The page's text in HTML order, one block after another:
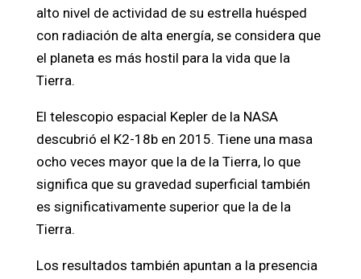
alto nivel de actividad de su estrella huésped
con radiación de alta energía, se considera que
el planeta es más hostil para la vida que la
Tierra.
El telescopio espacial Kepler de la NASA
descubrió el K2-18b en 2015. Tiene una masa
ocho veces mayor que la de la Tierra, lo que
significa que su gravedad superficial también
es significativamente superior que la de la
Tierra.
Los resultados también apuntan a la presencia